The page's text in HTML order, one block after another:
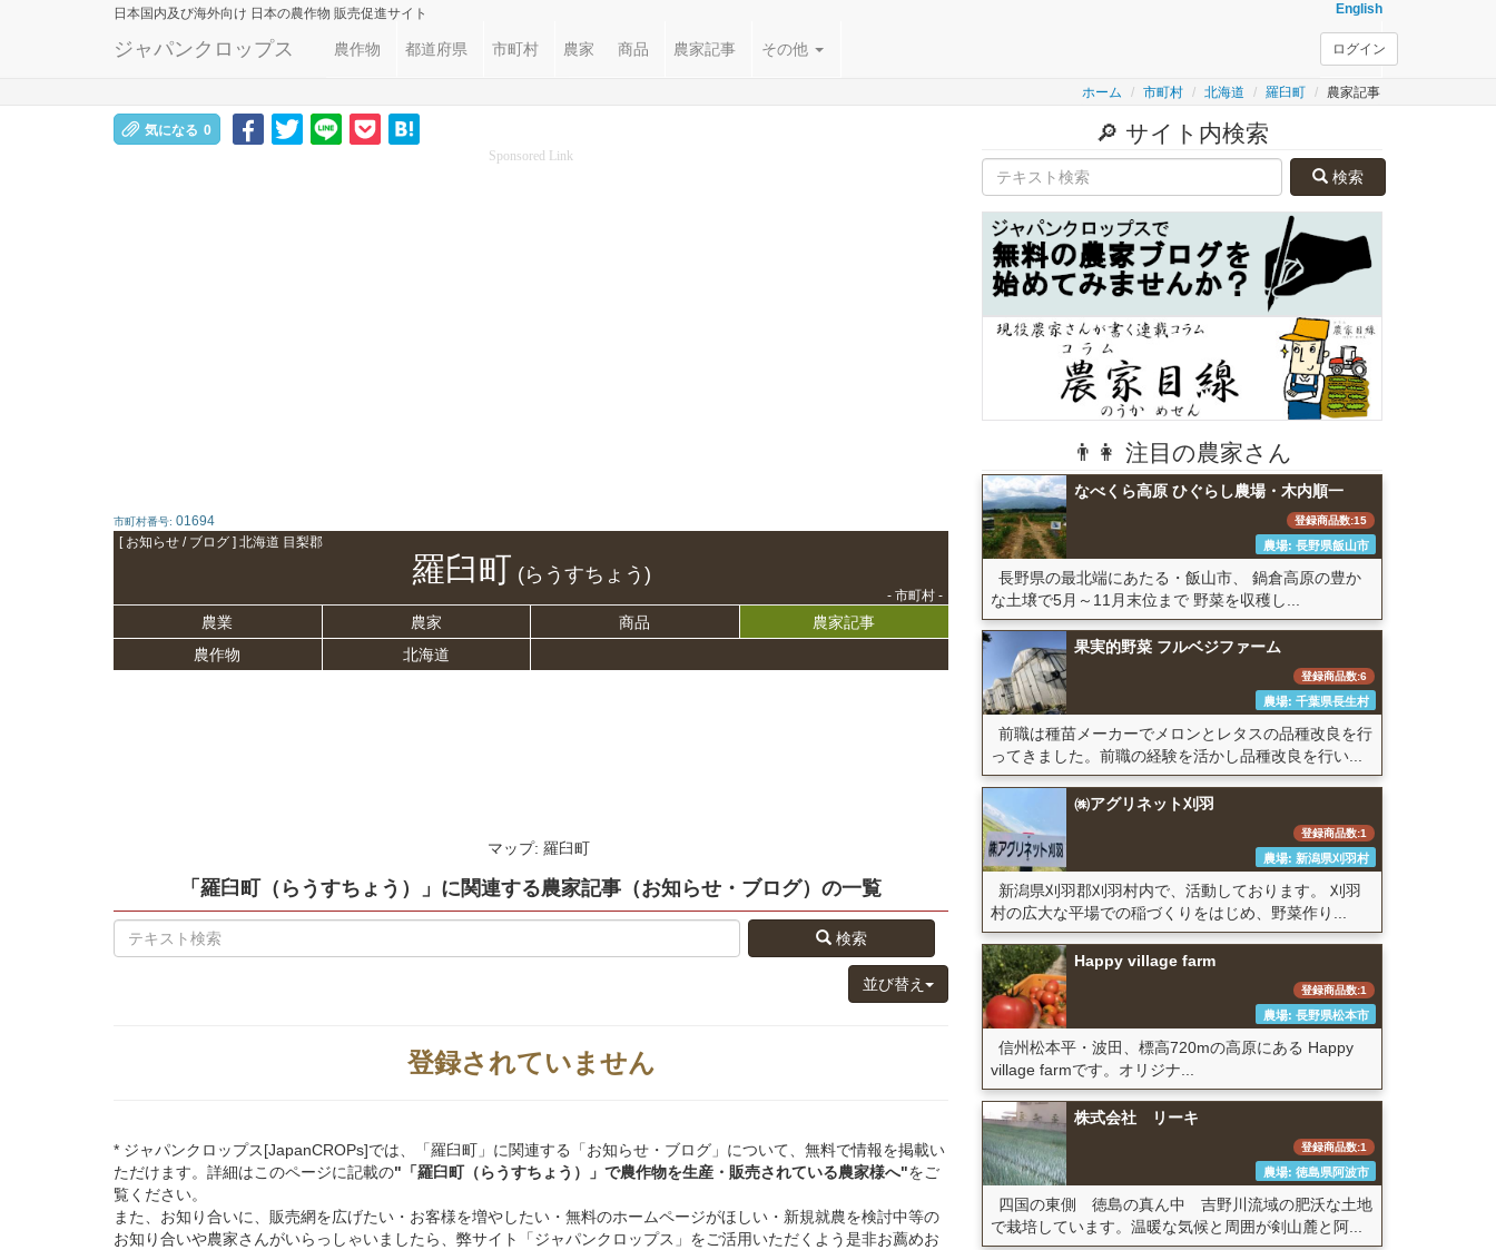
日本国内及び海外向け 日本の農作物 販売促進サイト English
ジャパンクロップス 農作物 都道府県 市町村 農家 商品 農家記事 その他 ログイン
ホーム 市町村 北海道 羅臼町 農家記事
気になる 0
Sponsored Link
市町村番号: 01694
[ お知らせ / ブログ ] 北海道 目梨郡
羅臼町 (らうすちょう)
- 市町村 -
農業 農家 商品
農家記事
農作物
北海道
マップ: 羅臼町
「羅臼町（らうすちょう）」 に関連する農家記事（お知らせ・ブログ） の一覧
検索
並び替え
登録されていません
* ジャパンクロップス[JapanCROPs]では、「羅臼町」に関連する「お知らせ・ブログ」について、無料で情報を掲載い
ただけます。詳細はこのページに記載の"「羅臼町（らうすちょう）」 で農作物を生産・販売されている農家様へ"をご
覧ください。
また、お知り合いに、販売網を広げたい・お客様を増やしたい・無料のホームページがほしい・新規就農を検討中等の
お知り合いや農家さんがいらっしゃいましたら、弊サイト「ジャパンクロップス」をご活用いただくよう是非お薦めお
🔎 サイト内検索
検索
👨👩 注目の農家さん
なべくら高原 ひぐらし農場・木内順一
登録商品数:15
農場: 長野県飯山市
長野県の最北端にあたる・飯山市、 鍋倉高原の豊か
な土壌で5月～11月末位まで 野菜を収穫し...
果実的野菜 フルベジファーム
登録商品数:6
農場: 千葉県長生村
前職は種苗メーカーでメロンとレタスの品種改良を行
ってきました。前職の経験を活かし品種改良を行い...
㈱アグリネット刈羽
登録商品数:1
農場: 新潟県刈羽村
新潟県刈羽郡刈羽村内で、活動しております。 刈羽
村の広大な平場での稲づくりをはじめ、野菜作り...
Happy village farm
登録商品数:1
農場: 長野県松本市
信州松本平・波田、標高720mの高原にある Happy
village farmです。オリジナ...
株式会社 リーキ
登録商品数:1
農場: 徳島県阿波市
四国の東側 徳島の真ん中 吉野川流域の肥沃な土地
で栽培しています。温暖な気候と周囲が剣山麓と阿...